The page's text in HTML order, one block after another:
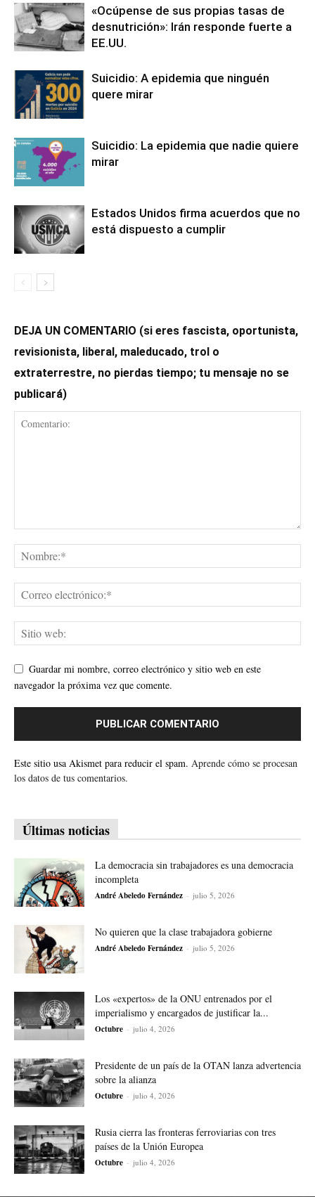
«Ocúpense de sus propias tasas de
desnutrición»: Irán responde fuerte a
EE.UU.
Suicidio: A epidemia que ninguén
quere mirar
Suicidio: La epidemia que nadie quiere
mirar
Estados Unidos firma acuerdos que no
está dispuesto a cumplir
DEJA UN COMENTARIO (si eres fascista, oportunista,
revisionista, liberal, maleducado, trol o
extraterrestre, no pierdas tiempo; tu mensaje no se
publicará)
Guardar mi nombre, correo electrónico y sitio web en este
navegador la próxima vez que comente.
Este sitio usa Akismet para reducir el spam. Aprende cómo se procesan
los datos de tus comentarios.
Últimas noticias
La democracia sin trabajadores es una democracia
incompleta
André Abeledo Fernández - julio 5, 2026
No quieren que la clase trabajadora gobierne
André Abeledo Fernández - julio 5, 2026
Los «expertos» de la ONU entrenados por el
imperialismo y encargados de justificar la...
Octubre - julio 4, 2026
Presidente de un país de la OTAN lanza advertencia
sobre la alianza
Octubre - julio 4, 2026
Rusia cierra las fronteras ferroviarias con tres
países de la Unión Europea
Octubre - julio 4, 2026